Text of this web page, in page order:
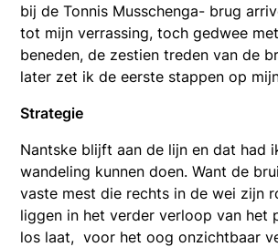
bij de Tonnis Musschenga- brug
tot mijn verrassing, toch gedwee
beneden, de zestien treden van de
later zet ik de eerste stappen op
Strategie
Nantske blijft aan de lijn en dat had
wandeling kunnen doen. Want de
vaste mest die rechts in de wei zijn
liggen in het verder verloop van het
los laat, voor het oog onzichtbaar